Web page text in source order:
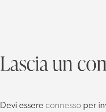
Lascia un
Devi essere connesso per